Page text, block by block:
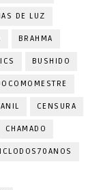
DE LUZ
BRAHMA
BUSHIDO
CENSURA
CHAMADO